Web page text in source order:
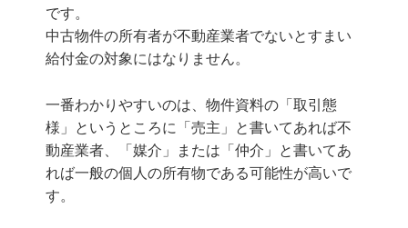
です。
中古物件の所有者が不動産業者でないとすまい
給付金の対象にはなりません。
一番わかりやすいのは、物件資料の「取引態
様」というところに「売主」と書いてあれば不
動産業者、「媒介」または「仲介」と書いてあ
れば一般の個人の所有物である可能性が高いで
す。